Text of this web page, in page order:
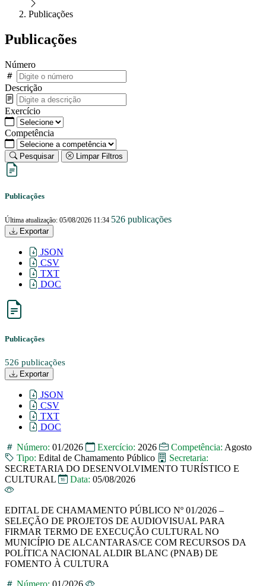
Publicações
Publicações
Número
Descrição
Exercício
Competência
Pesquisar Limpar Filtros
Publicações
Última atualização: 05/08/2026 11:34 526 publicações
Exportar
JSON
CSV
TXT
DOC
Publicações
526 publicações
Exportar
JSON
CSV
TXT
DOC
Número: 01/2026 Exercício: 2026 Competência: Agosto
Tipo: Edital de Chamamento Público
Secretaria:
SECRETARIA DO DESENVOLVIMENTO TURÍSTICO E
CULTURAL
Data: 05/08/2026
EDITAL DE CHAMAMENTO PÚBLICO Nº 01/2026 –
SELEÇÃO DE PROJETOS DE AUDIOVISUAL PARA
FIRMAR TERMO DE EXECUÇÃO CULTURAL NO
MUNICÍPIO DE ALCANTARAS/CE COM RECURSOS DA
POLÍTICA NACIONAL ALDIR BLANC (PNAB) DE
FOMENTO À CULTURA